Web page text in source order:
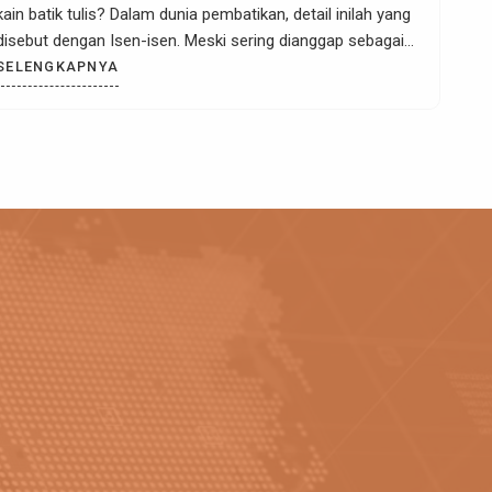
batik tulis? Dalam dunia pembatikan, detail inilah yang
dengan Isen-isen. Meski sering dianggap sebagai
keberadaan isen-isen adalah penentu seberapa
dan bernilainya sebuah mahakarya dari Erni Batik.